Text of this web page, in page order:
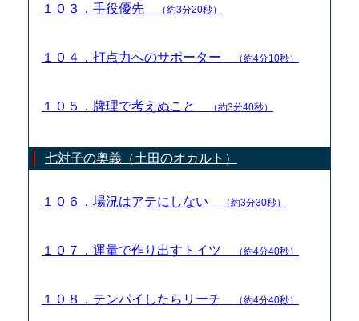
１０３．手役優先 （約3分20秒）
１０４．打点力へのサポーター （約4分10秒）
１０５．牌理で考えぬこと （約3分40秒）
七対子の奥義（土田のオカルト）
１０６．場況はアテにしない （約3分30秒）
１０７．運量で作り出すトイツ （約4分40秒）
１０８．テンパイしたらリーチ （約4分40秒）